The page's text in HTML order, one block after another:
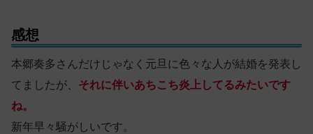
感想
本郷奏多さんだけじゃなく元旦に色々な人が結婚を発表し
てましたが、 それに伴いあちこち炎上してるみたいです
ね。
新年早々騒がしいです。